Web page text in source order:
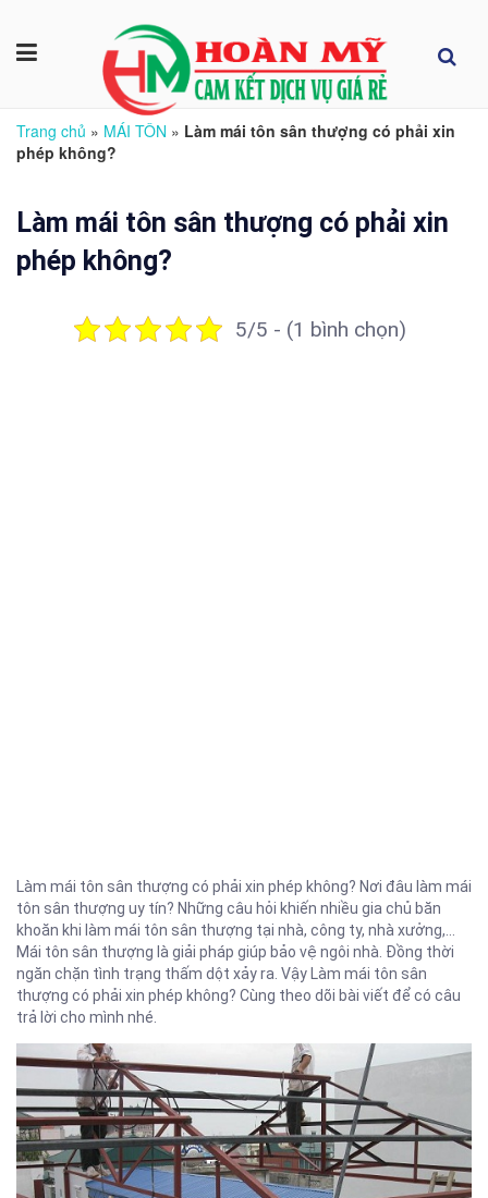
Trang chủ » MÁI TÔN » Làm mái tôn sân thượng có phải xin
phép không?
Làm mái tôn sân thượng có phải xin
phép không?
5/5 - (1 bình chọn)
Làm mái tôn sân thượng có phải xin phép không? Nơi đâu làm mái
tôn sân thượng uy tín? Những câu hỏi khiến nhiều gia chủ băn
khoăn khi làm mái tôn sân thượng tại nhà, công ty, nhà xưởng,…
Mái tôn sân thượng là giải pháp giúp bảo vệ ngôi nhà. Đồng thời
ngăn chặn tình trạng thấm dột xảy ra. Vậy Làm mái tôn sân
thượng có phải xin phép không? Cùng theo dõi bài viết để có câu
trả lời cho mình nhé.